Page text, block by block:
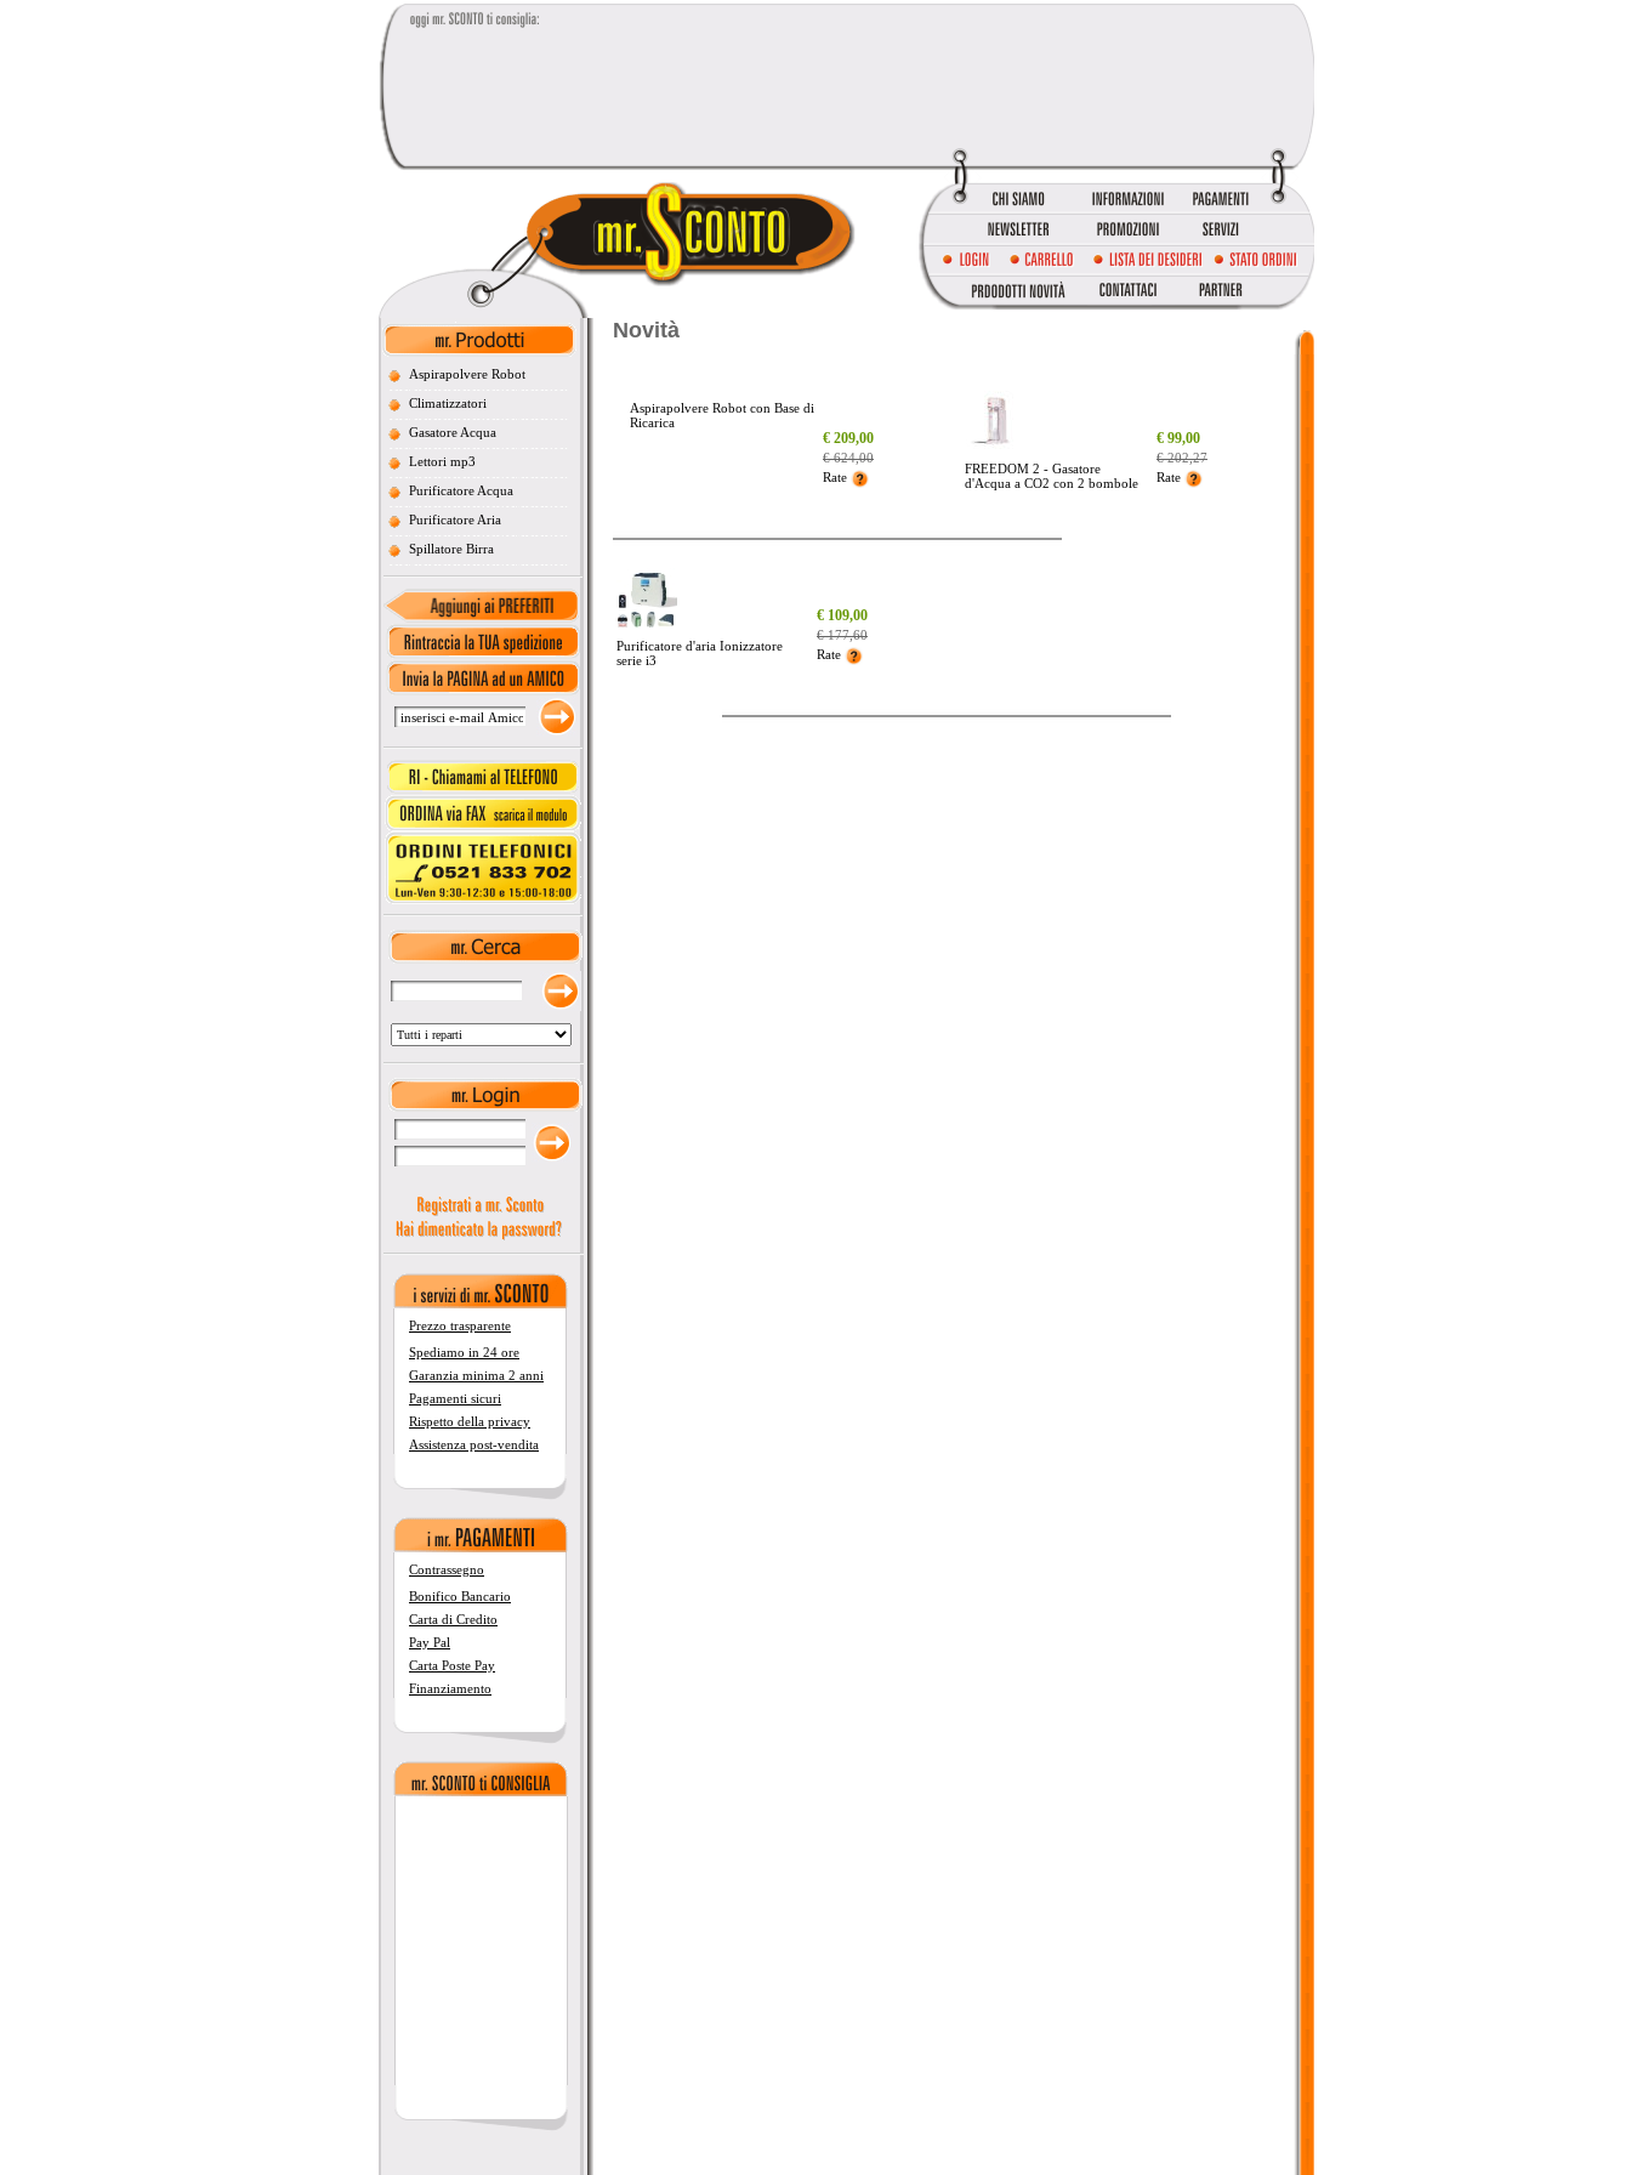
Aspirapolvere Robot
Climatizzatori
Gasatore Acqua
Lettori mp3
Purificatore Acqua
Purificatore Aria
Spillatore Birra
Prezzo trasparente
Spediamo in 24 ore
Garanzia minima 2 anni
Pagamenti sicuri
Rispetto della privacy
Assistenza post-vendita
Contrassegno
Bonifico Bancario
Carta di Credito
Pay Pal
Carta Poste Pay
Finanziamento
Novità
Aspirapolvere Robot con Base di
Ricarica
€ 209,00
€ 624,00
Rate
FREEDOM 2 - Gasatore
d'Acqua a CO2 con 2 bombole
€ 99,00
€ 202,27
Rate
Purificatore d'aria Ionizzatore
serie i3
€ 109,00
€ 177,60
Rate